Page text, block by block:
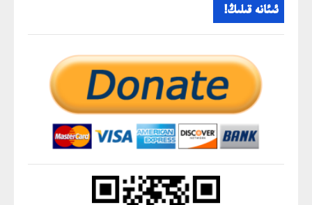
ئىئانە قىلىڭ!